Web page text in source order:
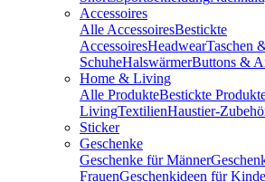
Accessoires
Alle AccessoiresBestickte
AccessoiresHeadwearTaschen
SchuheHalswärmerButtons &
Home & Living
Alle ProdukteBestickte
LivingTextilienHaustier-
Sticker
Geschenke
Geschenke für Männer
FrauenGeschenkideen für